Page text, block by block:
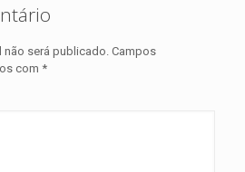
não será publicado. Campos
com *